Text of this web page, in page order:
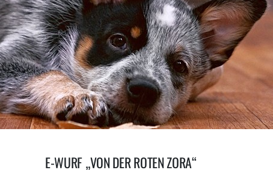
E-WURF „VON DER ROTEN ZORA“